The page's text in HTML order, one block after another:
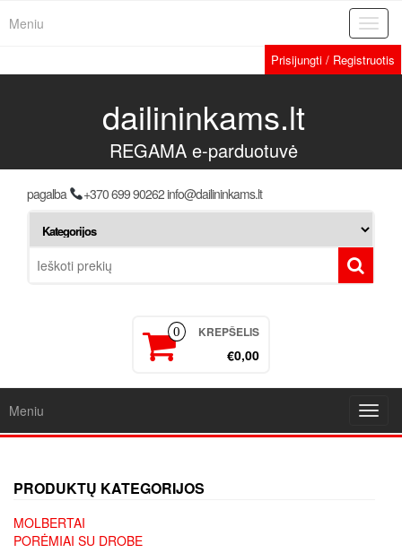
Meniu
Prisijungti / Registruotis
dailininkams.lt
REGAMA e-parduotuvė
pagalba +370 699 90262 info@dailininkams.lt
0 KREPŠELIS
€0,00
Meniu
PRODUKTŲ KATEGORIJOS
MOLBERTAI
PORĖMIAI SU DROBE